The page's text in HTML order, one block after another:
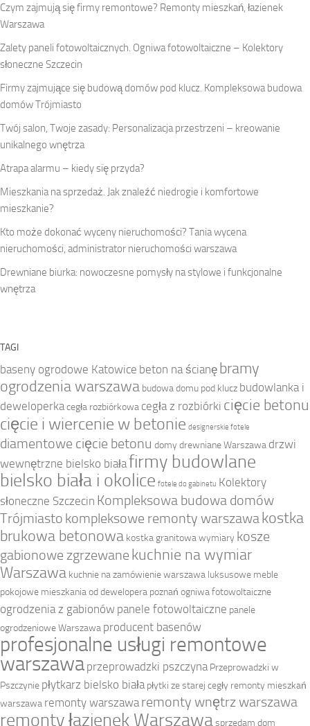
Czym zajmują się firmy remontowe? Remonty mieszkań, łazienek
Warszawa
Zalety paneli fotowoltaicznych. Ogniwa fotowoltaiczne – Kolektory
słoneczne Szczecin
Firmy zajmujące się budową domów pod klucz. Kompleksowa budowa
domów Trójmiasto
Twój salon, Twoje zasady: Personalizacja przestrzeni – kreowanie
unikalnego wnętrza
Atrapa alarmu – kiedy się przyda?
Mieszkania na sprzedaż. Jak znaleźć niedrogie i komfortowe
mieszkanie?
Kto może dokonać wyceny nieruchomości? Tania wycena
nieruchomości, administrator nieruchomości warszawa
Drewniane biurka: nowoczesne pomysły na stylowe i funkcjonalne
wnętrza
TAGI
baseny ogrodowe Katowice beton na ścianę bramy
ogrodzenia warszawa budowa domu pod klucz budowlanka i
deweloperkacegła rozbiórkowa cegła z rozbiórki cięcie betonu
cięcie i wiercenie w betonie designerskie fotele
diamentowe cięcie betonu domy drewniane Warszawa drzwi
wewnętrzne bielsko białafirmy budowlane
bielsko biała i okolice fotele do gabinetu Kolektory
słoneczne Szczecin Kompleksowa budowa domów
Trójmiasto kompleksowe remonty warszawakostka
brukowa betonowa kostka granitowa wymiary kosze
gabionowe zgrzewane kuchnie na wymiar
Warszawa kuchnie na zamówienie warszawa luksusowe meble
pokojowe mieszkania od dewelopera poznań ogniwa fotowoltaiczne
ogrodzenia z gabionów panele fotowoltaiczne panele
ogrodzeniowe Warszawa producent basenów
profesjonalne usługi remontowe
warszawa przeprowadzki pszczyna Przeprowadzki w
Pszczynie płytkarz bielsko biała płytki ze starej cegły remonty mieszkań
warszawa remonty warszawa remonty wnętrz warszawa
remonty łazienek Warszawasprzedam dom